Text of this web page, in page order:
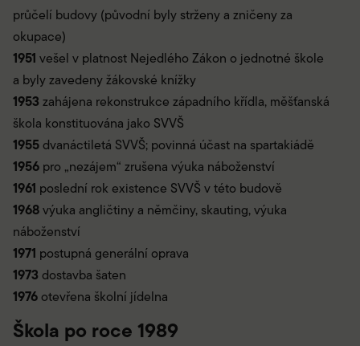
průčelí budovy (původní byly strženy a zničeny za
okupace)
1951 vešel v platnost Nejedlého Zákon o jednotné škole
a byly zavedeny žákovské knížky
1953 zahájena rekonstrukce západního křídla, měšťanská
škola konstituována jako SVVŠ
1955 dvanáctiletá SVVŠ; povinná účast na spartakiádě
1956 pro „nezájem“ zrušena výuka náboženství
1961 poslední rok existence SVVŠ v této budově
1968výuka angličtiny a němčiny, skauting, výuka
náboženství
1971 postupná generální oprava
1973 dostavba šaten
1976 otevřena školní jídelna
Škola po roce 1989